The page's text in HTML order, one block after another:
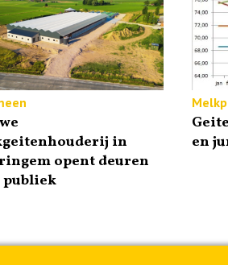
in
opent deuren
en